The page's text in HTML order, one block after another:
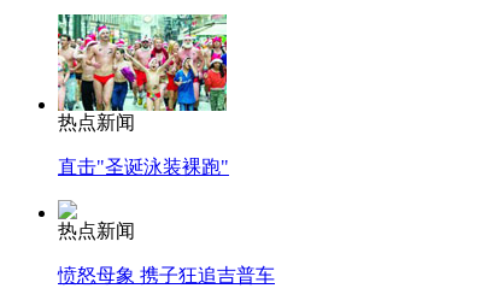
热点新闻
直击"圣诞泳装裸跑"
热点新闻
愤怒母象 携子狂追吉普车